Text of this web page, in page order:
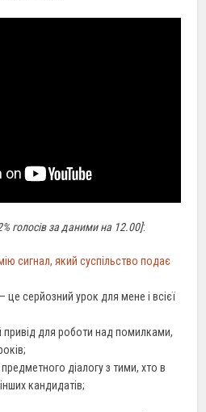
голосів за даними на 12.00]:
сигнал, який суспільство подає
це серйозний урок для мене і всієї
для роботи над помилками,
діалогу з тими, хто в
кандидатів;